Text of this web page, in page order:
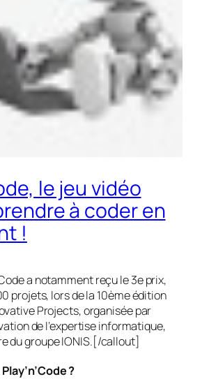
le jeu vidéo
à coder en
!
a notamment reçu le 3e prix,
projets, lors de la 10ème édition
Projects, organisée par
de l’expertise informatique,
du groupe IONIS.[/callout]
?